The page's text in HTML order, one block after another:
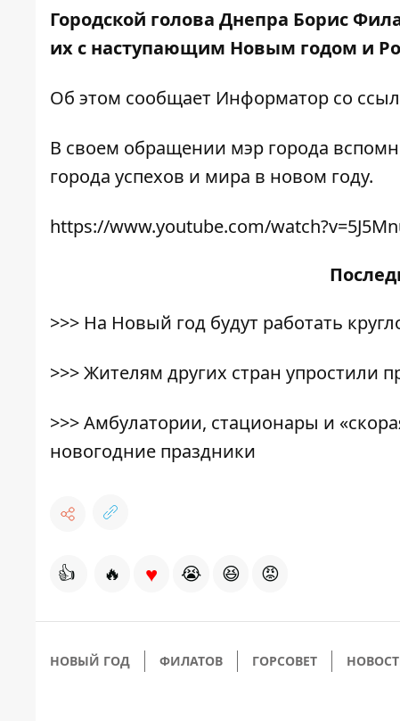
Городской голова Днепра Борис
их с наступающим Новым годом и
Об этом сообщает Информатор со
В своем обращении мэр города
города успехов и мира в новом году.
https://www.youtube.com/
>>> На Новый год будут работать
>>>Жителям других стран упростили
>>>Амбулатории, стационары и
новогодние праздники
👍 🔥 ♥ 😭 😆 😡
НОВЫЙ ГОД ФИЛАТОВ ГОРСОВЕТ